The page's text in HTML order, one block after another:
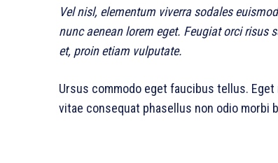
Vel nisl, elementum viverra sodales
nunc aenean lorem eget. Feugiat orci risus
et, proin etiam vulputate.
Ursus commodo eget faucibus tellus.
vitae consequat phasellus non odio morbi